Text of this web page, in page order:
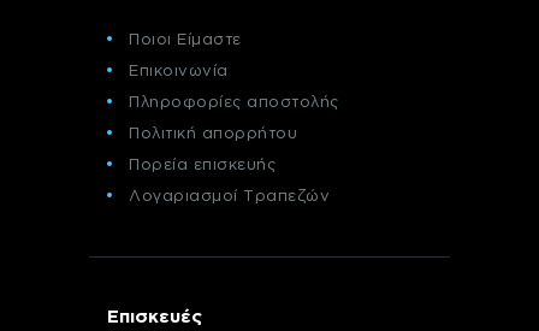
Ποιοι Είμαστε
Επικοινωνία
Πληροφορίες αποστολής
Πολιτική απορρήτου
Πορεία επισκευής
Λογαριασμοί Τραπεζών
Επισκευές